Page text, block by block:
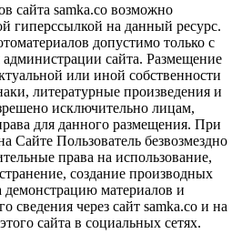
сайта samka.co возможно
гиперссылкой на данный ресурс.
допустимо только с
сайта. Размещение
или иной собственности
литературные произведения и
исключительно лицам,
для данного размещения. При
Сайте Пользователь безвозмездно
права на использование,
создание производных
демонстрацию материалов и
сведения через сайт samka.co и на
сайта в социальных сетях.